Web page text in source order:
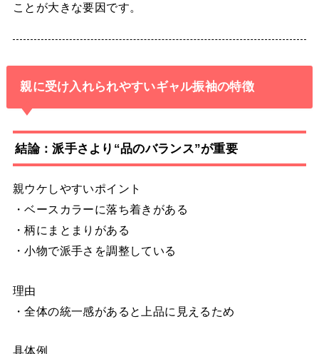
ことが大きな要因です。
親に受け入れられやすいギャル振袖の特徴
結論：派手さより“品のバランス”が重要
親ウケしやすいポイント
・ベースカラーに落ち着きがある
・柄にまとまりがある
・小物で派手さを調整している
理由
・全体の統一感があると上品に見えるため
具体例